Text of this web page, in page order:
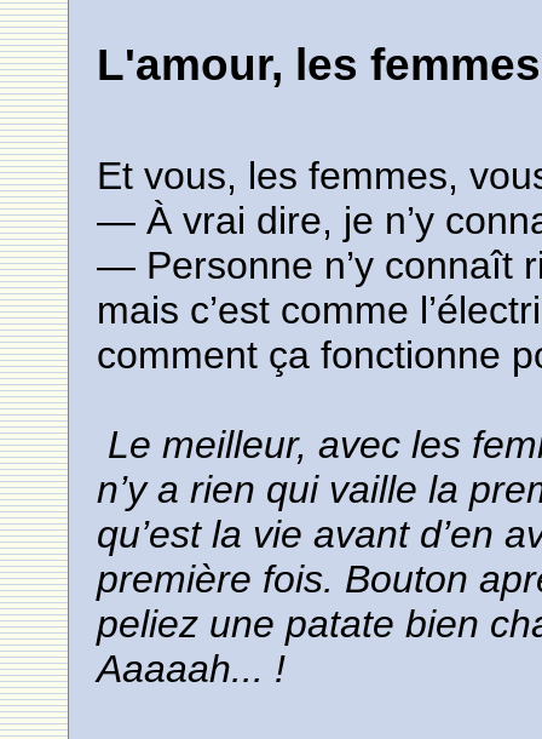
L'amour, les femmes
Et vous, les femmes,
— À vrai dire, je n’y
— Personne n’y connaît
mais c’est comme
comment ça fonctionne
Le meilleur, avec les
n’y a rien qui vaille la
qu’est la vie avant d’en
première fois. Bouton
peliez une patate bien
Aaaaah... !